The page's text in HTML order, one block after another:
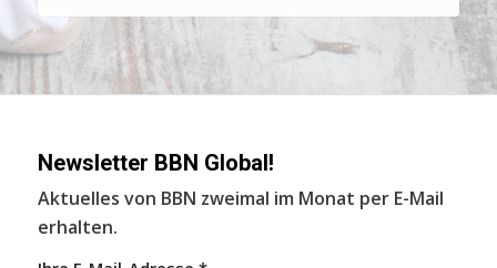
Newsletter BBN Global!
Aktuelles von BBN zweimal im Monat per E-Mail
erhalten.